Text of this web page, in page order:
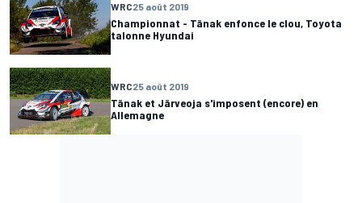
WRC25 août 2019
Championnat - Tänak enfonce le clou, Toyota
talonne Hyundai
WRC25 août 2019
Tänak et Järveoja s'imposent (encore) en
Allemagne